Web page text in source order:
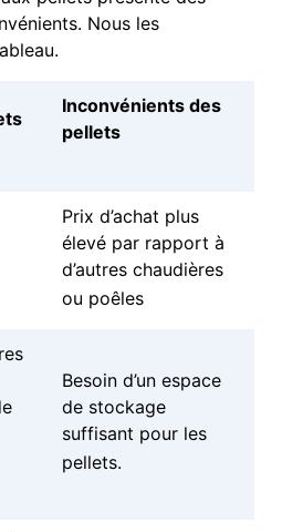
Nous les
Inconvénients des
pellets
Prix d’achat plus
élevé par rapport à
d’autres chaudières
ou poêles
Besoin d’un espace
de stockage
suffisant pour les
pellets.